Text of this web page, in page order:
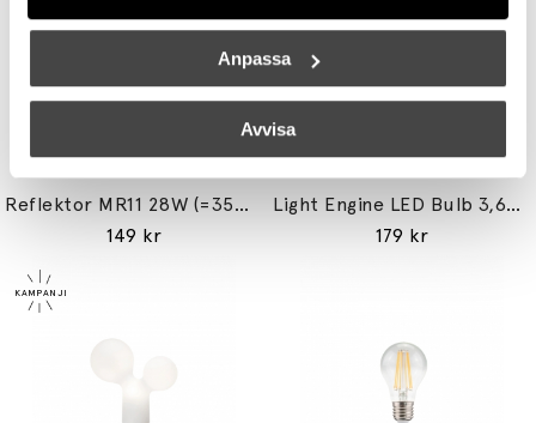
Anpassa
Avvisa
UNISON
Reflektor MR11 28W (=35W) GU10
149 kr
TALA
Light Engine LED Bulb 3,6W (=33W) 2700K G9 Lightly Frosted
179 kr